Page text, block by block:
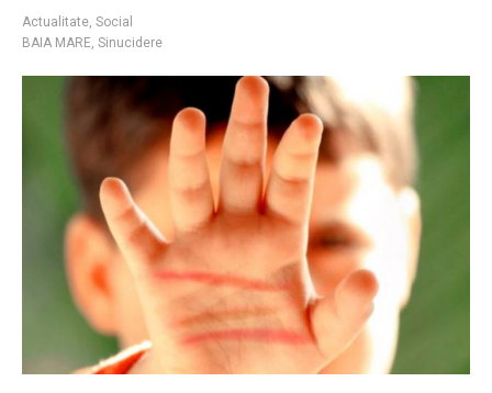
Actualitate, Social
BAIA MARE, Sinucidere